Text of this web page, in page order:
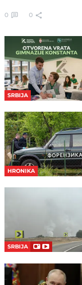
0 0
SRBIJA
HRONIKA
SRBIJA